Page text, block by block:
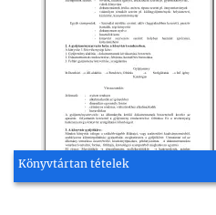
Könyvtártan tételek